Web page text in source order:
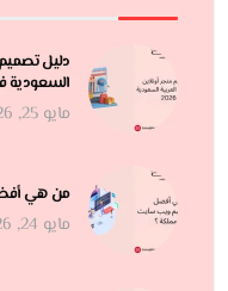
دليل تصميم
السعودية في
مايو 25, 2026
من هي
مايو 24, 2026